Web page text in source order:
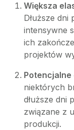
Większa
Dłuższe dni
intensywne
ich
projektów
niektórych
dłuższe dni
związane z
produkcji.